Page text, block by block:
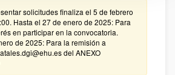
solicitudes finaliza el 5 de febrero
Hasta el 27 de enero de 2025: Para
en participar en la convocatoria.
de 2025: Para la remisión a
del ANEXO